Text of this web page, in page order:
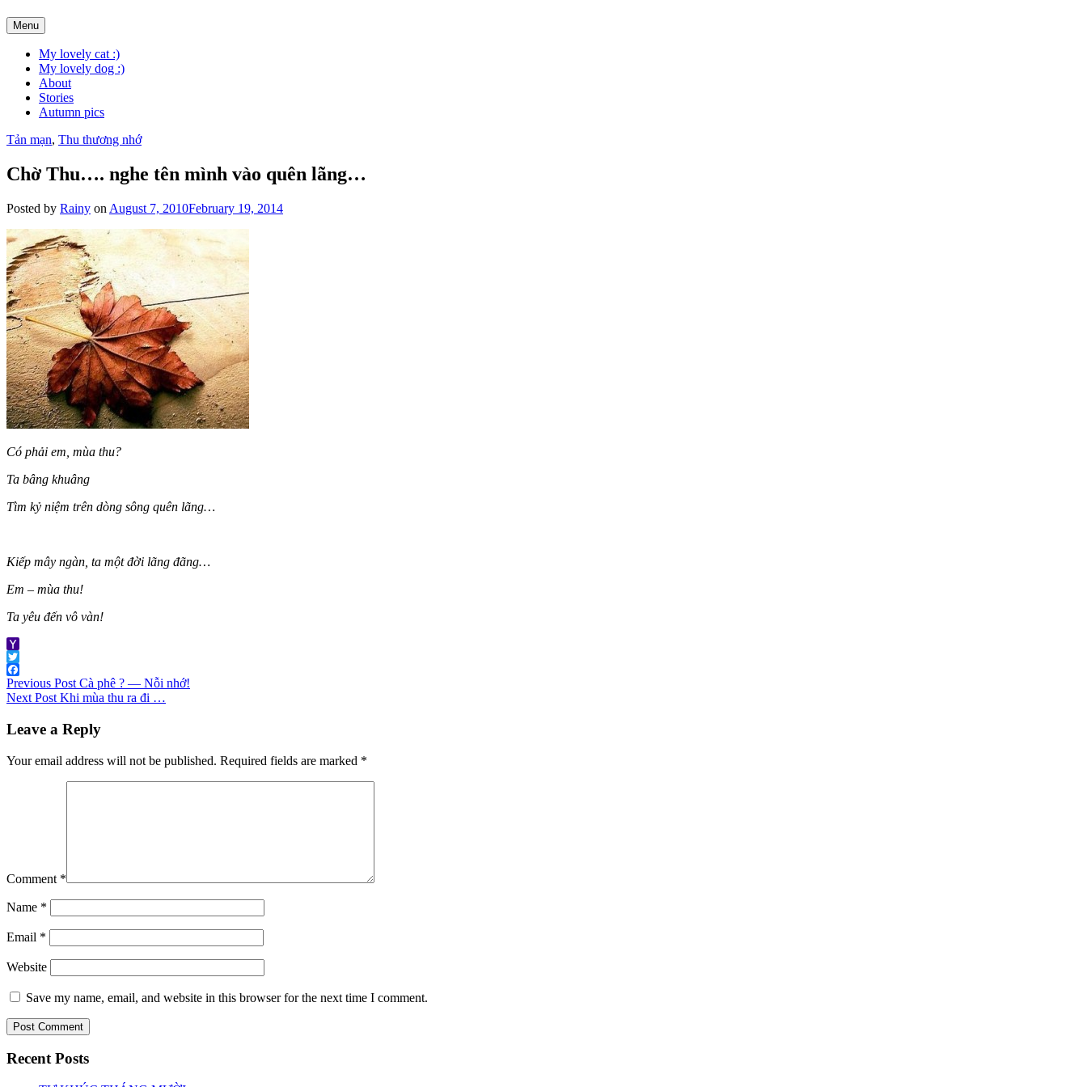
Skip
to
content
Menu
My lovely cat :)
My lovely dog :)
About
Stories
Autumn pics
Tản mạn, Thu thương nhớ
Chờ Thu…. nghe tên mình vào quên lãng…
Posted by Rainy on August 7, 2010February 19, 2014
Có phải em, mùa thu?
Ta bâng khuâng
Tìm kỷ niệm trên dòng sông quên lãng…
Kiếp mây ngàn, ta một đời lãng đãng…
Em – mùa thu!
Ta yêu đến vô vàn!
Yahoo
Mail
Twitter
Facebook
Post
navigation
Previous Post Cà phê ? — Nỗi nhớ!
Next Post Khi mùa thu ra đi …
Leave a Reply
Your email address will not be published. Required fields are marked *
Comment *
Name *
Email *
Website
Save my name, email, and website in this browser for the next time I comment.
Recent Posts